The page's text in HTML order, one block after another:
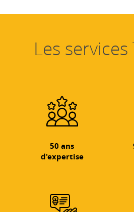
Les
50 ans
d'expertise